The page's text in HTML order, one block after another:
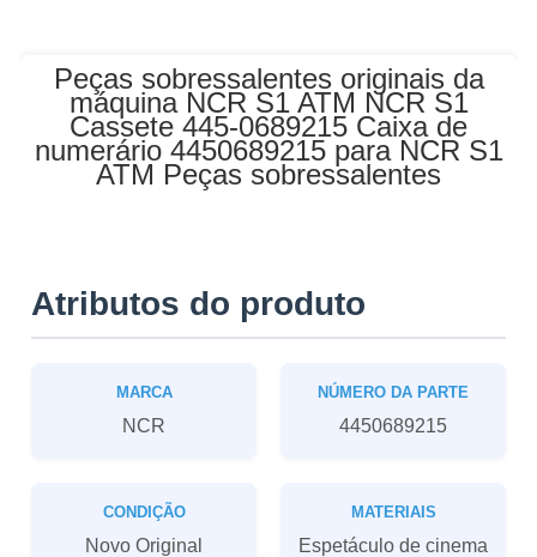
Peças sobressalentes originais da
máquina NCR S1 ATM NCR S1
Cassete 445-0689215 Caixa de
numerário 4450689215 para NCR S1
ATM Peças sobressalentes
Atributos do produto
MARCA
NCR
NÚMERO DA PARTE
4450689215
CONDIÇÃO
Novo Original
MATERIAIS
Espetáculo de cinema